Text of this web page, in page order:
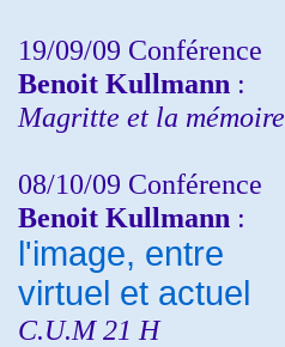
19/09/09 Conférence
Benoit Kullmann :
Magritte et la mémoire
08/10/09 Conférence
Benoit Kullmann :
l'image, entre
virtuel et actuel
C.U.M 21 H